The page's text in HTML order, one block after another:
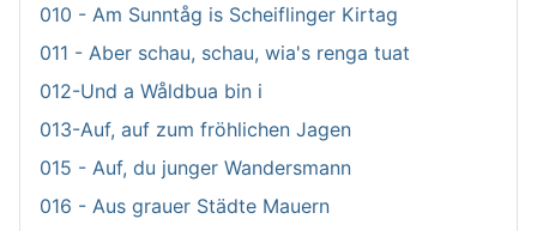
010 - Am Sunntåg is Scheiflinger Kirtag
011 - Aber schau, schau, wia's renga tuat
012-Und a Wåldbua bin i
013-Auf, auf zum fröhlichen Jagen
015 - Auf, du junger Wandersmann
016 - Aus grauer Städte Mauern